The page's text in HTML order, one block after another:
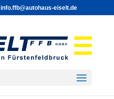
info.ffb@autohaus-eiselt.de